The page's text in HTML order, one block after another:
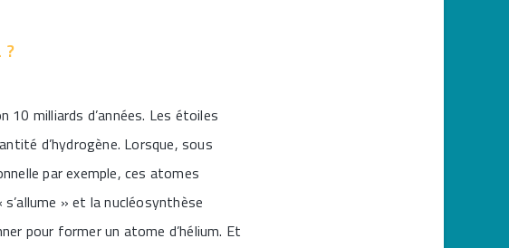
10 milliards d’années. Les étoiles
d’hydrogène. Lorsque, sous
par exemple, ces atomes
» et la nucléosynthèse
pour former un atome d’hélium. Et